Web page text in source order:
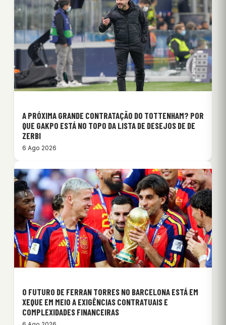
A PRÓXIMA GRANDE CONTRATAÇÃO DO TOTTENHAM? POR
QUE GAKPO ESTÁ NO TOPO DA LISTA DE DESEJOS DE DE
ZERBI
6 Ago 2026
O FUTURO DE FERRAN TORRES NO BARCELONA ESTÁ EM
XEQUE EM MEIO A EXIGÊNCIAS CONTRATUAIS E
COMPLEXIDADES FINANCEIRAS